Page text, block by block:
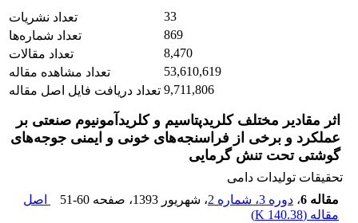
تعداد نشریات
33
تعداد شماره‌ها
869
تعداد مقالات
8,470
تعداد مشاهده مقاله
53,610,619
تعداد دریافت فایل اصل مقاله 9,711,806
اثر مقادیر مختلف کلریدپتاسیم و کلریدآمونیوم صنعتی بر
عملکرد و برخی از فراسنجه‌های خونی و ایمنی جوجه‌های
گوشتی تحت تنش گرمایی
تحقیقات تولیدات دامی
مقاله 6
، دوره 3، شماره 2 ، شهریور 1393 ، صفحه 51-60
اصل
مقاله (140.38 K
)